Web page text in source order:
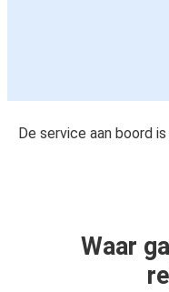
De service aan boord
Waar